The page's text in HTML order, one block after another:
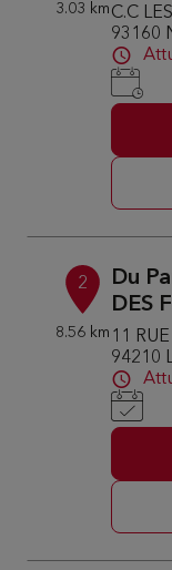
3.03 km C.C
93160
2
8.56 km
Du
DES
11
94210